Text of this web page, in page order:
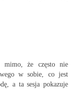
mimo, że często nie
w sobie, co jest
a ta sesja pokazuje